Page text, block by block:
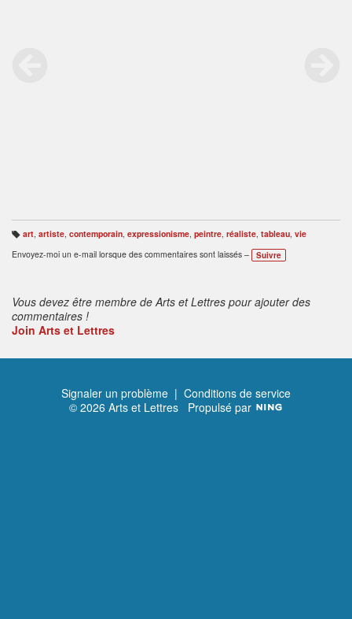
B
ali
s
art, artiste, contemporain, expressionisme, peintre, réaliste, tableau, vie
Envoyez-moi un e-mail lorsque des commentaires sont laissés –
Suivre
Vous devez être membre de Arts et Lettres pour ajouter des
commentaires !
Join Arts et Lettres
Signaler un problème | Conditions de service
© 2026 Arts et Lettres Propulsé par